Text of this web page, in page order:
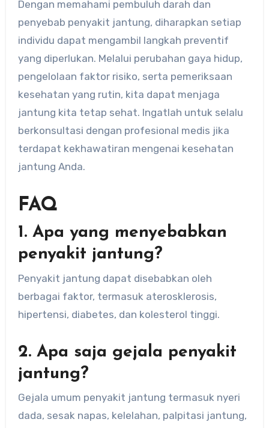
Dengan memahami pembuluh darah dan
penyebab penyakit jantung, diharapkan setiap
individu dapat mengambil langkah preventif
yang diperlukan. Melalui perubahan gaya hidup,
pengelolaan faktor risiko, serta pemeriksaan
kesehatan yang rutin, kita dapat menjaga
jantung kita tetap sehat. Ingatlah untuk selalu
berkonsultasi dengan profesional medis jika
terdapat kekhawatiran mengenai kesehatan
jantung Anda.
FAQ
1. Apa yang menyebabkan
penyakit jantung?
Penyakit jantung dapat disebabkan oleh
berbagai faktor, termasuk aterosklerosis,
hipertensi, diabetes, dan kolesterol tinggi.
2. Apa saja gejala penyakit
jantung?
Gejala umum penyakit jantung termasuk nyeri
dada, sesak napas, kelelahan, palpitasi jantung,